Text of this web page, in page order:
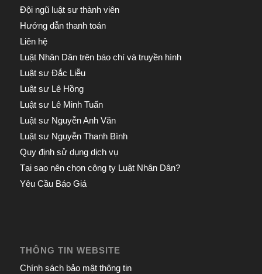
Đội ngũ luật sư thành viên
Hướng dẫn thanh toán
Liên hệ
Luật Nhân Dân trên báo chí và truyền hình
Luật sư Đắc Liễu
Luật sư Lê Hồng
Luật sư Lê Minh Tuấn
Luật sư Nguyễn Anh Văn
Luật sư Nguyễn Thanh Bình
Quy định sử dụng dịch vụ
Tại sao nên chọn công ty Luật Nhân Dân?
Yêu Cầu Báo Giá
THÔNG TIN WEBSITE
Chính sách bảo mật thông tin